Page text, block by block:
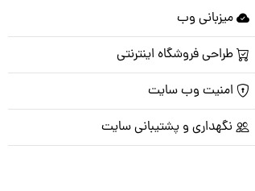
میزبانی وب
طراحی فروشگاه اینترنتی
امنیت وب سایت
نگهداری و پشتیبانی سایت